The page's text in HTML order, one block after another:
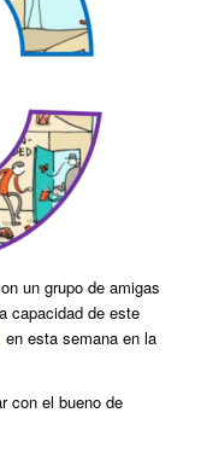
un grupo de amigas
capacidad de este
en esta semana en la
con el bueno de